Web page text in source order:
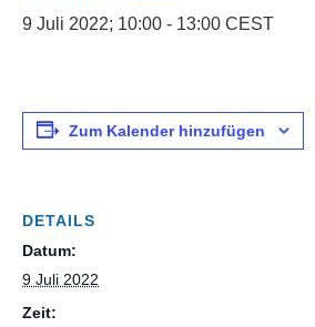
9 Juli 2022; 10:00 - 13:00 CEST
Zum Kalender hinzufügen
DETAILS
Datum:
9 Juli 2022
Zeit: